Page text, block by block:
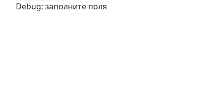
Debug: заполните поля